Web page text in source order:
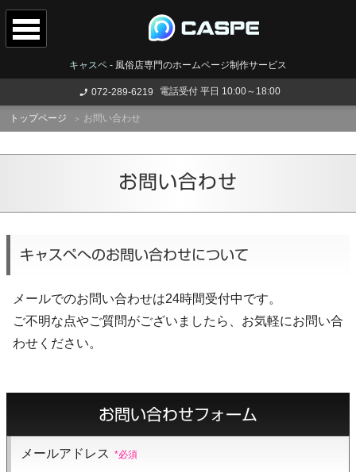
キャスペ - 風俗店専門のホームページ制作サービス
072-289-6219 電話受付 平日 10:00～18:00
トップページ お問い合わせ
お問い合わせ
キャスペへのお問い合わせについて
メールでのお問い合わせは24時間受付中です。
ご不明な点やご質問がございましたら、お気軽にお問い合
わせください。
お問い合わせフォーム
メールアドレス